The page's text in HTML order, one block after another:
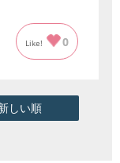
Like! 0
しい順